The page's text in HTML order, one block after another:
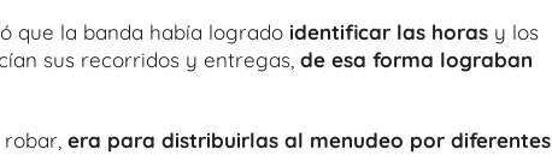
que la banda había logrado identificar las horas y los
sus recorridos y entregas, de esa forma lograban
era para distribuirlas al menudeo por diferentes